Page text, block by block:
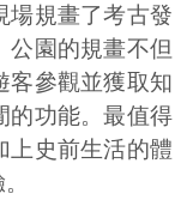
場規畫了考古發
公園的規畫不但
客參觀並獲取知
的功能。最值得
上史前生活的體